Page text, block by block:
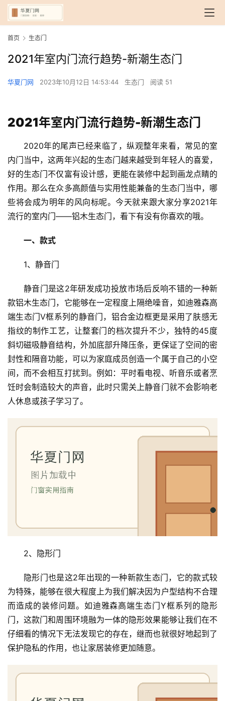
首页 生态门
2021年室内门流行趋势-新潮生态门
华夏门网 2023年10月12日 14:53:44 生态门 阅读 51
2021年室内门流行趋势-新潮生态门
2020年的尾声已经来临了，纵观整年来看，常见的室
内门当中，这两年兴起的生态门越来越受到年轻人的喜爱，
好的生态门不仅富有设计感，更能在装修中起到画龙点睛的
作用。那么在众多高颜值与实用性能兼备的生态门当中，哪
些将会成为明年的风向标呢。今天就来跟大家分享2021年
流行的室内门——铝木生态门，看下有没有你喜欢的哦。
一、款式
1、静音门
静音门是这2年研发成功投放市场后反响不错的一种新
款铝木生态门，它能够在一定程度上隔绝噪音，如迪雅森高
端生态门V框系列的静音门，铝合金边框更是采用了肤感无
指纹的制作工艺，让整套门的档次提升不少，独特的45度
斜切磁吸静音结构，外加底部升降压条，更保证了空间的密
封性和隔音功能，可以为家庭成员创造一个属于自己的小空
间，而不会相互打扰到。例如：平时看电视、听音乐或者烹
饪时会制造较大的声音，此时只需关上静音门就不会影响老
人休息或孩子学习了。
2、隐形门
隐形门也是这2年出现的一种新款生态门，它的款式较
为特殊，能够在很大程度上为我们解决因为户型结构不合理
而造成的装修问题。如迪雅森高端生态门Y框系列的隐形
门，这款门和周围环境融为一体的隐形效果能够让我们在不
仔细看的情况下无法发现它的存在，继而也就很好地起到了
保护隐私的作用，也让家居装修更加随意。